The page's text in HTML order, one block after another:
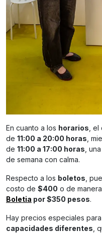
En cuanto a los horarios ,
de 11:00 a 20:00 horas ,
de 11:00 a 17:00 horas ,
de semana con calma.
Respecto a los boletos ,
costo de $400 o de
Boletia por $350 pesos.
Hay precios especiales para
capacidades diferentes ,